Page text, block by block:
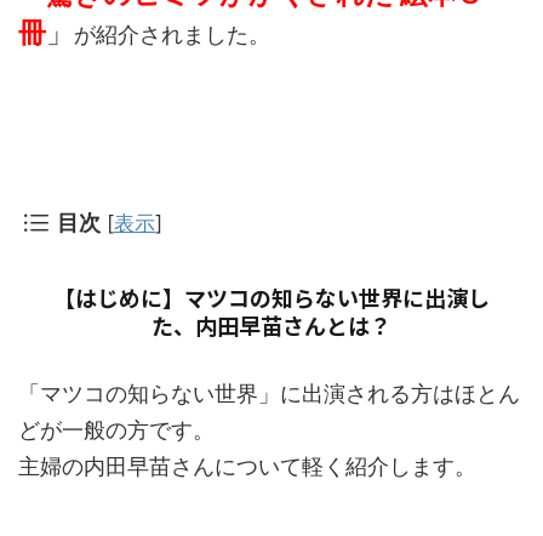
冊 」 が紹介されました。
目次 [表示]
【はじめに】マツコの知らない世界に出演し
た、内田早苗さんとは？
「マツコの知らない世界」に出演される方はほとん
どが一般の方です。
主婦の内田早苗さんについて軽く紹介します。